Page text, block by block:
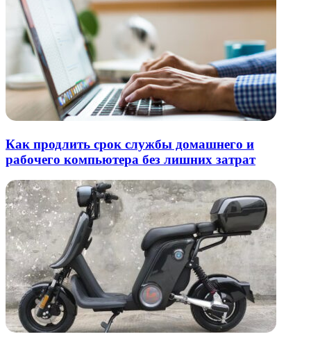
Как продлить срок службы домашнего и
рабочего компьютера без лишних затрат